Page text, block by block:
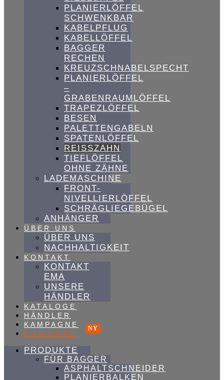
PLANIERLÖFFEL
SCHWENKBAR
KABELPFLUG
KABELLÖFFEL
BAGGER
RECHEN
KREUZSCHNABELSPECHT
PLANIERLÖFFEL
–
GRABENRAUMLÖFFEL
TRAPEZLÖFFEL
BESEN
PALETTENGABELN
SPATENLÖFFEL
REISSZAHN
TIEFLÖFFEL
OHNE ZÄHNE
LADEMASCHINE
FRONT-
NIVELLIERLÖFFEL
SCHRÄGLIEGEBÜGEL
ANHÄNGER
ÜBER UNS
ÜBER UNS
NACHHALTIGKEIT
KONTAKT
KONTAKT
EMA
UNSERE
HÄNDLER
KATALOGE
HÄNDLER
KAMPAGNE
EMA CORE
PRODUKTE
FÜR BAGGER
ASPHALTSCHNEIDER
PLANIERBALKEN